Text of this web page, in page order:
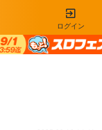
ログイン